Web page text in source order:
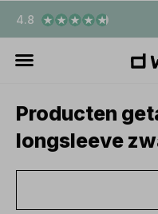
4.8
Producten
longsleeve